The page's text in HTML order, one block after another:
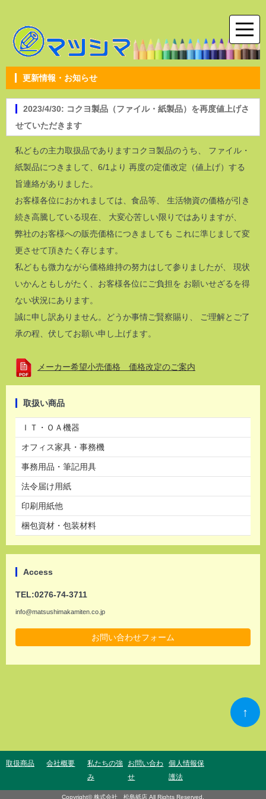
更新情報・お知らせ
2023/4/30: コクヨ製品（ファイル・紙製品）を再度値上げさ
せていただきます
私どもの主力取扱品でありますコクヨ製品のうち、 ファイル・
紙製品につきまして、6/1より 再度の定価改定（値上げ）する
旨連絡がありました。
お客様各位におかれましては、食品等、 生活物資の価格が引き
続き高騰している現在、 大変心苦しい限りではありますが、
弊社のお客様への販売価格につきましても これに準じまして変
更させて頂きたく存じます。
私どもも微力ながら価格維持の努力はして参りましたが、 現状
いかんともしがたく、お客様各位にご負担を お願いせざるを得
ない状況にあります。
誠に申し訳ありません。どうか事情ご賢察賜り、 ご理解とご了
承の程、伏してお願い申し上げます。
メーカー希望小売価格 価格改定のご案内
取扱い商品
ＩＴ・ＯＡ機器
オフィス家具・事務機
事務用品・筆記用具
法令届け用紙
印刷用紙他
梱包資材・包装材料
Access
TEL:0276-74-3711
info@matsushimakamiten.co.jp
お問い合わせフォーム
↑
取扱商品 会社概要
私たちの強
み
お問い合わ
せ
個人情報保
護法
Copyright©株式会社 松島紙店 All Rights Reserved.